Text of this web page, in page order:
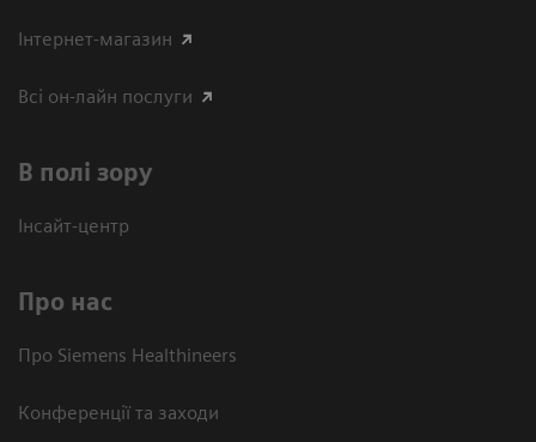
Інтернет-магазин
Всі он-лайн послуги
В полі зору
Інсайт-центр
Про нас
Про Siemens Healthineers
Конференції та заходи